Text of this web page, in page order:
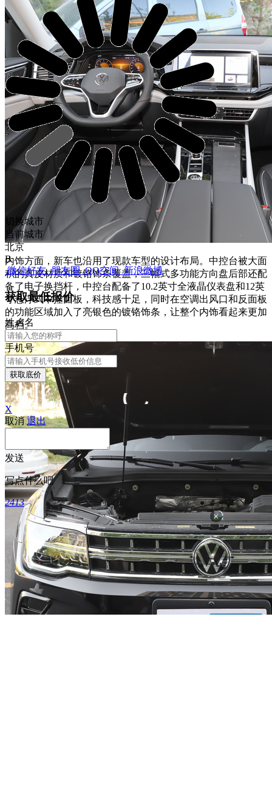
内饰方面，新车也沿用了现款车型的设计布局。中控台被大面
积的真皮材质和镀铬饰条覆盖，三幅式多功能方向盘后部还配
备了电子换挡杆，中控台配备了10.2英寸全液晶仪表盘和12英
寸悬浮式中控面板，科技感十足，同时在空调出风口和反面板
的功能区域加入了亮银色的镀铬饰条，让整个内饰看起来更加
高档。
切换城市
当前城市
北京
B
微信好友 朋友圈 QQ空间 新浪微博
获取最低报价
姓名名
手机号
获取底价
X
取消 退出
发送
写点什么吧
2413
×